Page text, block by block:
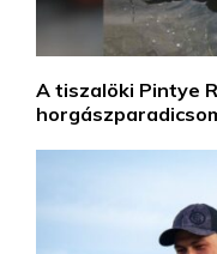
A tiszalöki Pintye